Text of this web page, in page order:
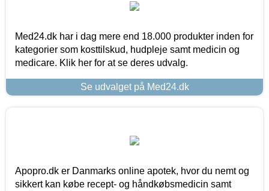
Med24.dk har i dag mere end 18.000 produkter inden for
kategorier som kosttilskud, hudpleje samt medicin og
medicare. Klik her for at se deres udvalg.
Se udvalget på Med24.dk
Apopro.dk er Danmarks online apotek, hvor du nemt og
sikkert kan købe recept- og håndkøbsmedicin samt